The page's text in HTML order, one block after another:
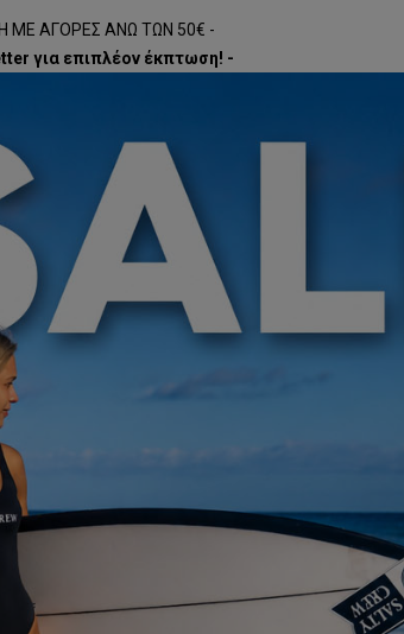
ΜΕ ΑΓΟΡΕΣ ΑΝΩ ΤΩΝ 50€ -
για επιπλέον έκπτωση! -